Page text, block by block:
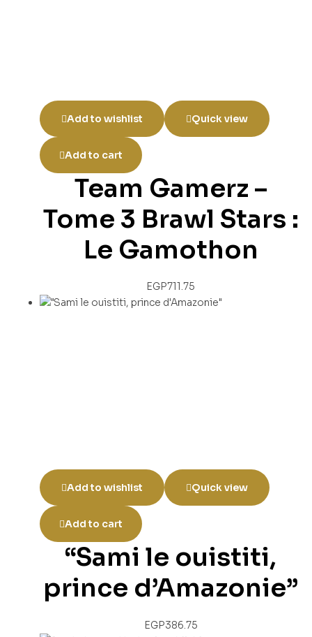
Add to wishlist Quick view
Add to cart
Team Gamerz –
Tome 3 Brawl Stars :
Le Gamothon
EGP711.75
Add to wishlist Quick view
Add to cart
“Sami le ouistiti,
prince d’Amazonie”
EGP386.75